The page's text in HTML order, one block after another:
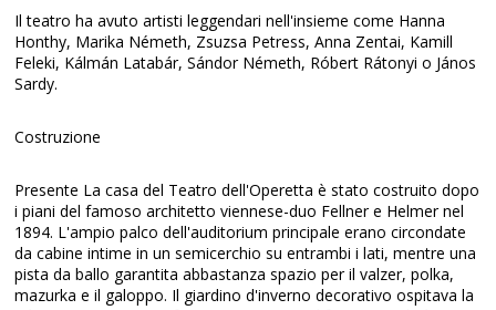
Il teatro ha avuto artisti leggendari nell'insieme come Hanna
Honthy, Marika Németh, Zsuzsa Petress, Anna Zentai, Kamill
Feleki, Kálmán Latabár, Sándor Németh, Róbert Rátonyi o János
Sardy.
Costruzione
Presente La casa del Teatro dell'Operetta è stato costruito dopo
i piani del famoso architetto viennese-duo Fellner e Helmer nel
1894. L'ampio palco dell'auditorium principale erano circondate
da cabine intime in un semicerchio su entrambi i lati, mentre una
pista da ballo garantita abbastanza spazio per il valzer, polka,
mazurka e il galoppo. Il giardino d'inverno decorativo ospitava la